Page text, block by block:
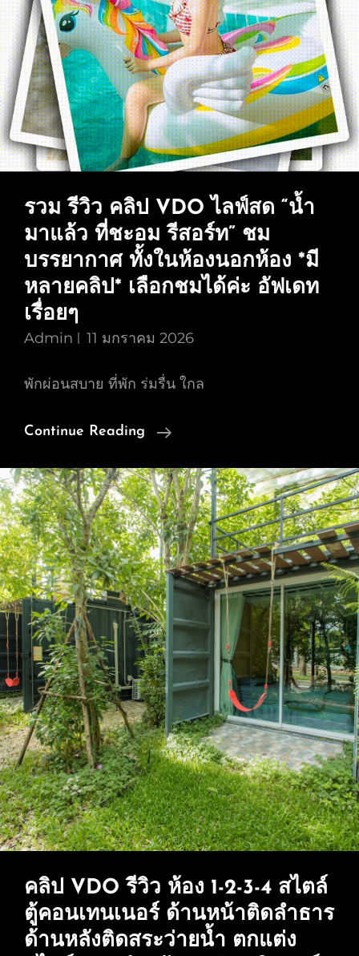
แบบ
น่า
รักๆ
“น้ำ
มา
แล้ว
ที่
รีสอร์ท”
*มี
หลาย
คลิป*
ค่ะ
(ช่วง
หน้า
หนาว-
หน้า
ร้อน
ไม่มี
น้ำ
ลำธาร)
รวม รีวิว คลิป VDO ไลฟ์สด “น้ำ
มาแล้ว ที่ชะอม รีสอร์ท” ชม
บรรยากาศ ทั้งในห้องนอกห้อง *มี
หลายคลิป* เลือกชมได้ค่ะ อัฟเดท
เรื่อยๆ
Admin 11 มกราคม 2026
พักผ่อนสบาย ที่พัก ร่มรื่น ใกล
Continue Reading
รวม
คลิป
VDO
ไลฟ์
สด
“น้ำ
มา
แล้ว
ที่
ชะอม
รีสอร์ท”
ชม
บรรยากาศ
ทั้ง
ใน
ห้อง
นอก
*มี
หลาย
คลิป*
คลิป VDO รีวิว ห้อง 1-2-3-4 สไตล์
ตู้คอนเทนเนอร์ ด้านหน้าติดลำธาร
ด้านหลังติดสระว่ายน้ำ ตกแต่ง